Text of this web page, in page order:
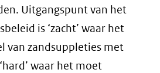
Uitgangspunt van het
is ‘zacht’ waar het
van zandsuppleties met
waar het moet